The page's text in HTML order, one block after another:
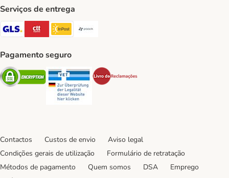
Serviços de entrega
GLS Shipping Method
CTTExpress Shipping Method
InPost Shipping Method
Pagamento seguro
Security Security
Contactos Custos de envio
Aviso legal
Condições gerais de utilização
Formulário de retratação
Métodos de pagamento
Quem somos DSA
Emprego